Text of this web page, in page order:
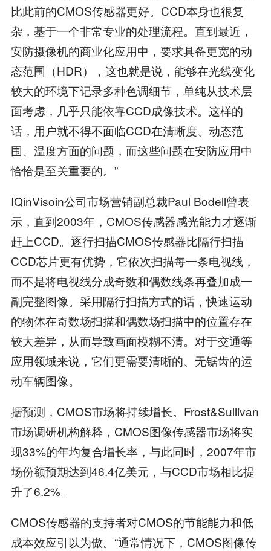
比此前的CMOS传感器更好。CCD本身也很复
杂，基于一个非常专业的处理流程。直到最近，
安防摄像机的商业化应用中，要求具备更宽的动
态范围（HDR），这也就是说，能够在光线变化
较大的环境下记录多种色调细节，单纯从技术层
面考虑，几乎只能依靠CCD成像技术。这样的
话，用户就不得不面临CCD在清晰度、动态范
围、温度方面的问题，而这些问题在安防应用中
恰恰是至关重要的。”
IQinVisoin公司市场营销副总裁Paul Bodell曾表
示，直到2003年，CMOS传感器感光能力才逐渐
赶上CCD。逐行扫描CMOS传感器比隔行扫描
CCD芯片更有优势，它依次扫描每一条电视线，
而不是将电视线分成奇数和偶数线条再叠加成一
副完整图像。采用隔行扫描方式的话，快速运动
的物体在奇数场扫描和偶数场扫描中的位置存在
较大差异，从而导致画面模糊不清。对于交通等
应用领域来说，它们更需要清晰的、无锯齿的运
动车辆图像。
据预测，CMOS市场将持续增长。Frost&Sullivan
市场调研机构解释，CMOS图像传感器市场将实
现33%的年均复合增长率，与此同时，2007年市
场份额预期达到46.4亿美元，与CCD市场相比提
升了6.2%。
CMOS传感器的支持者对CMOS的节能能力和低
成本效应引以为傲。“通常情况下，CMOS图像传